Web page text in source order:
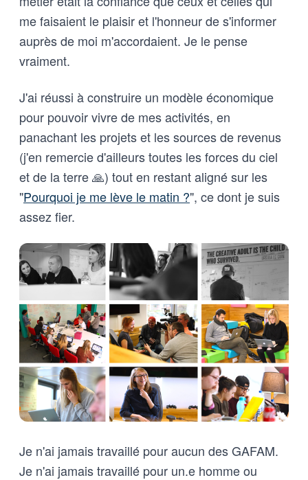
me faisaient le plaisir et l'honneur de s'informer
auprès de moi m'accordaient. Je le pense
vraiment.
J'ai réussi à construire un modèle économique
pour pouvoir vivre de mes activités, en
panachant les projets et les sources de revenus
(j'en remercie d'ailleurs toutes les forces du ciel
et de la terre 🙏) tout en restant aligné sur les
"Pourquoi je me lève le matin ?", ce dont je suis
assez fier.
Je n'ai jamais travaillé pour aucun des GAFAM.
Je n'ai jamais travaillé pour un.e homme ou